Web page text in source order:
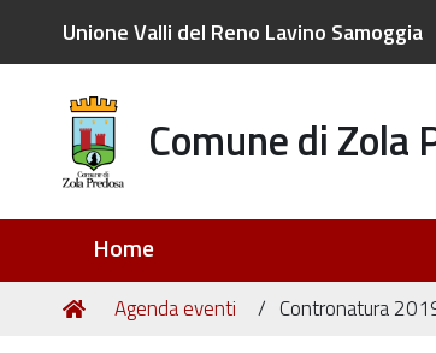
Unione Valli del Reno Lavino Samoggia
Comune di
Home
Tu
Home
Agenda eventi Contronatura